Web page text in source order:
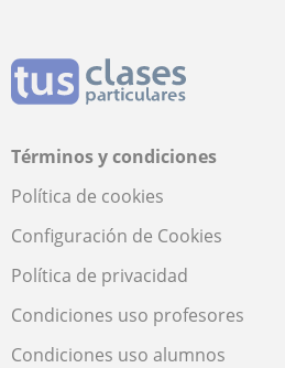
Términos y condiciones
Política de cookies
Configuración de Cookies
Política de privacidad
Condiciones uso profesores
Condiciones uso alumnos